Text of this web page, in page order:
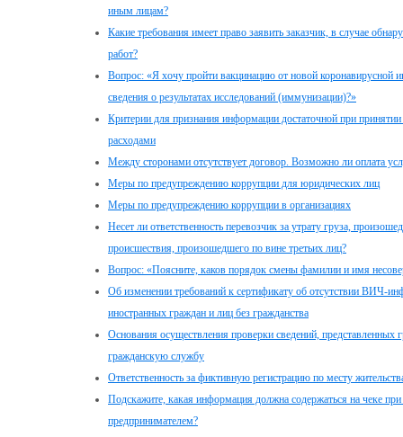
иным лицам?
Какие требования имеет право заявить заказчик, в случае
работ?
Вопрос: «Я хочу пройти вакцинацию от новой коронавирусной
сведения о результатах исследований (иммунизации)?»
Критерии для признания информации достаточной при
расходами
Между сторонами отсутствует договор. Возможно ли оплата
Меры по предупреждению коррупции для юридических лиц
Меры по предупреждению коррупции в организациях
Несет ли ответственность перевозчик за утрату груза,
происшествия, произошедшего по вине третьих лиц?
Вопрос: «Поясните, каков порядок смены фамилии и имя
Об изменении требований к сертификату об отсутствии ВИЧ-
иностранных граждан и лиц без гражданства
Основания осуществления проверки сведений, представленных
гражданскую службу
Ответственность за фиктивную регистрацию по месту
Подскажите, какая информация должна содержаться на чеке
предпринимателем?